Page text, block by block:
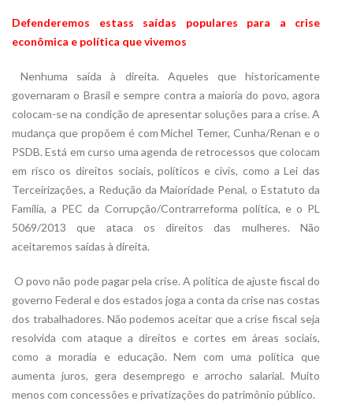
Defenderemos estass saídas populares para a crise
econômica e política que vivemos
 Nenhuma saída à direita. Aqueles que historicamente
governaram o Brasil e sempre contra a maioria do povo, agora
colocam-se na condição de apresentar soluções para a crise. A
mudança que propõem é com Michel Temer, Cunha/Renan e o
PSDB. Está em curso uma agenda de retrocessos que colocam
em risco os direitos sociais, políticos e civis, como a Lei das
Terceirizações, a Redução da Maioridade Penal, o Estatuto da
Família, a PEC da Corrupção/Contrarreforma política, e o PL
5069/2013 que ataca os direitos das mulheres. Não
aceitaremos saídas à direita.
 O povo não pode pagar pela crise. A política de ajuste fiscal do
governo Federal e dos estados joga a conta da crise nas costas
dos trabalhadores. Não podemos aceitar que a crise fiscal seja
resolvida com ataque a direitos e cortes em áreas sociais,
como a moradia e educação. Nem com uma política que
aumenta juros, gera desemprego e arrocho salarial. Muito
menos com concessões e privatizações do patrimônio público.